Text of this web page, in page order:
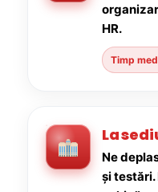
HR.
Timp
La
Ne
și testări.